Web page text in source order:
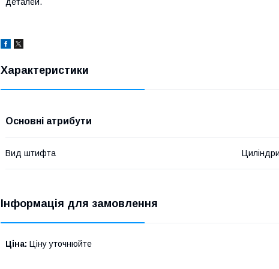
деталей.
Характеристики
Основні атрибути
Вид штифта
Інформація для замовлення
Ціна: Ціну уточнюйте